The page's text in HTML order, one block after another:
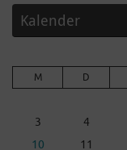
Kalender
M
D
3
4
10
11